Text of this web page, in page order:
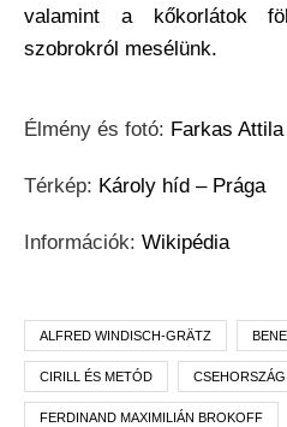
valamint a kőkorlátok
szobrokról mesélünk.
Élmény és fotó: Farkas Attila
Térkép: Károly híd – Prága
Információk: Wikipédia
ALFRED WINDISCH-GRÄTZ
CIRILL ÉS METÓD CSEHORSZÁG
FERDINAND MAXIMILIÁN BROKOFF